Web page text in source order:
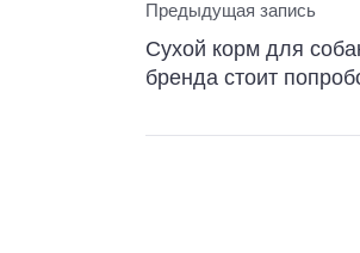
Предыдущая запись
Сухой корм для
бренда стоит